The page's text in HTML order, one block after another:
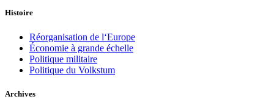
Histoire
Réorganisation de l‘Europe
Économie à grande échelle
Politique militaire
Politique du Volkstum
Archives